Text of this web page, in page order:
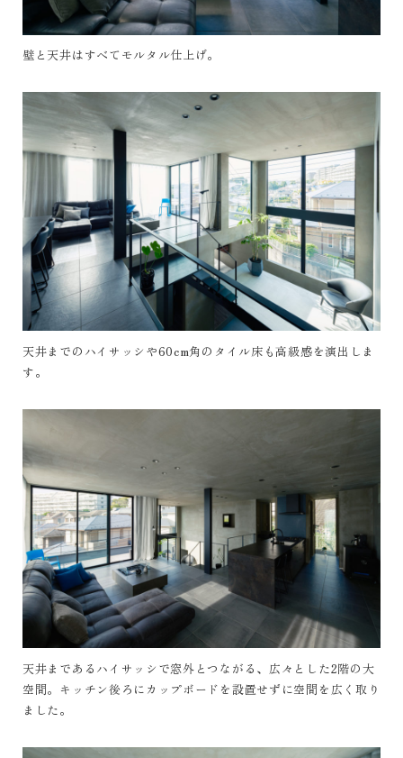
壁と天井はすべてモルタル仕上げ。
天井までのハイサッシや60cm角のタイル床も高級感を演出しま
す。
天井まであるハイサッシで窓外とつながる、広々とした2階の大
空間。キッチン後ろにカップボードを設置せずに空間を広く取り
ました。